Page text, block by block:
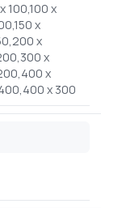
100,100 x
x
x
x
x
x 300